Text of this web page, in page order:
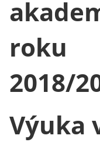
roku
2018/
Výuka